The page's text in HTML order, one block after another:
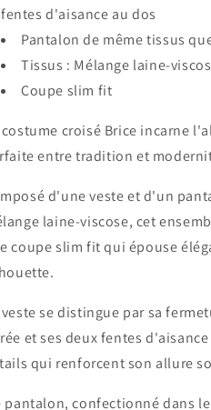
fentes d'aisance au dos
Pantalon de même tissus
Tissus : Mélange laine-
Coupe slim fit
costume croisé Brice incarne
entre tradition et
d'une veste et d'un
laine-viscose, cet
coupe slim fit qui épouse
veste se distingue par sa
et ses deux fentes
qui renforcent son allure
pantalon, confectionné dans